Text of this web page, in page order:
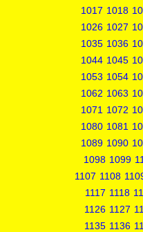
1017 1018
1026 1027
1035 1036
1044 1045
1053 1054
1062 1063
1071 1072
1080 1081
1089 1090
1098 1099
1107 1108
1117 1118
1126 1127
1135 1136